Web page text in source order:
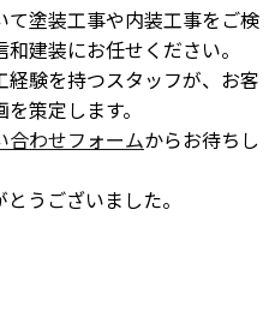
塗装工事や内装工事をご検
建装にお任せください。
験を持つスタッフが、お客
策定します。
合わせフォームからお待ちし
うございました。